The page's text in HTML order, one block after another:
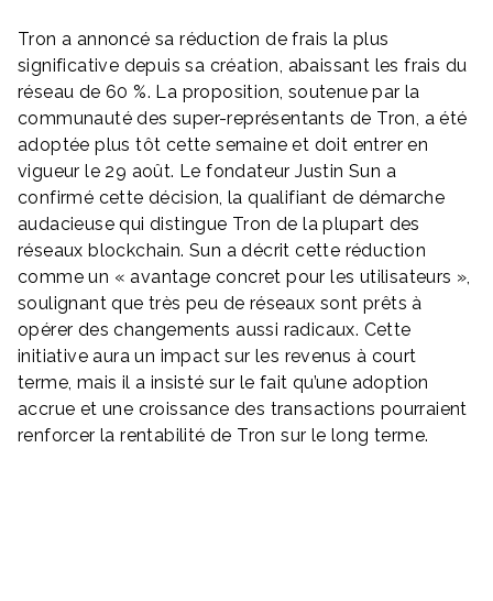
Tron a annoncé sa réduction de frais la plus
significative depuis sa création, abaissant les frais du
réseau de 60 %. La proposition, soutenue par la
communauté des super-représentants de Tron, a été
adoptée plus tôt cette semaine et doit entrer en
vigueur le 29 août. Le fondateur Justin Sun a
confirmé cette décision, la qualifiant de démarche
audacieuse qui distingue Tron de la plupart des
réseaux blockchain. Sun a décrit cette réduction
comme un « avantage concret pour les utilisateurs »,
soulignant que très peu de réseaux sont prêts à
opérer des changements aussi radicaux. Cette
initiative aura un impact sur les revenus à court
terme, mais il a insisté sur le fait qu’une adoption
accrue et une croissance des transactions pourraient
renforcer la rentabilité de Tron sur le long terme.